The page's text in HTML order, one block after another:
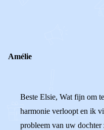
Amélie
Beste Elsie, Wat fijn om
harmonie verloopt en ik
probleem van uw dochter